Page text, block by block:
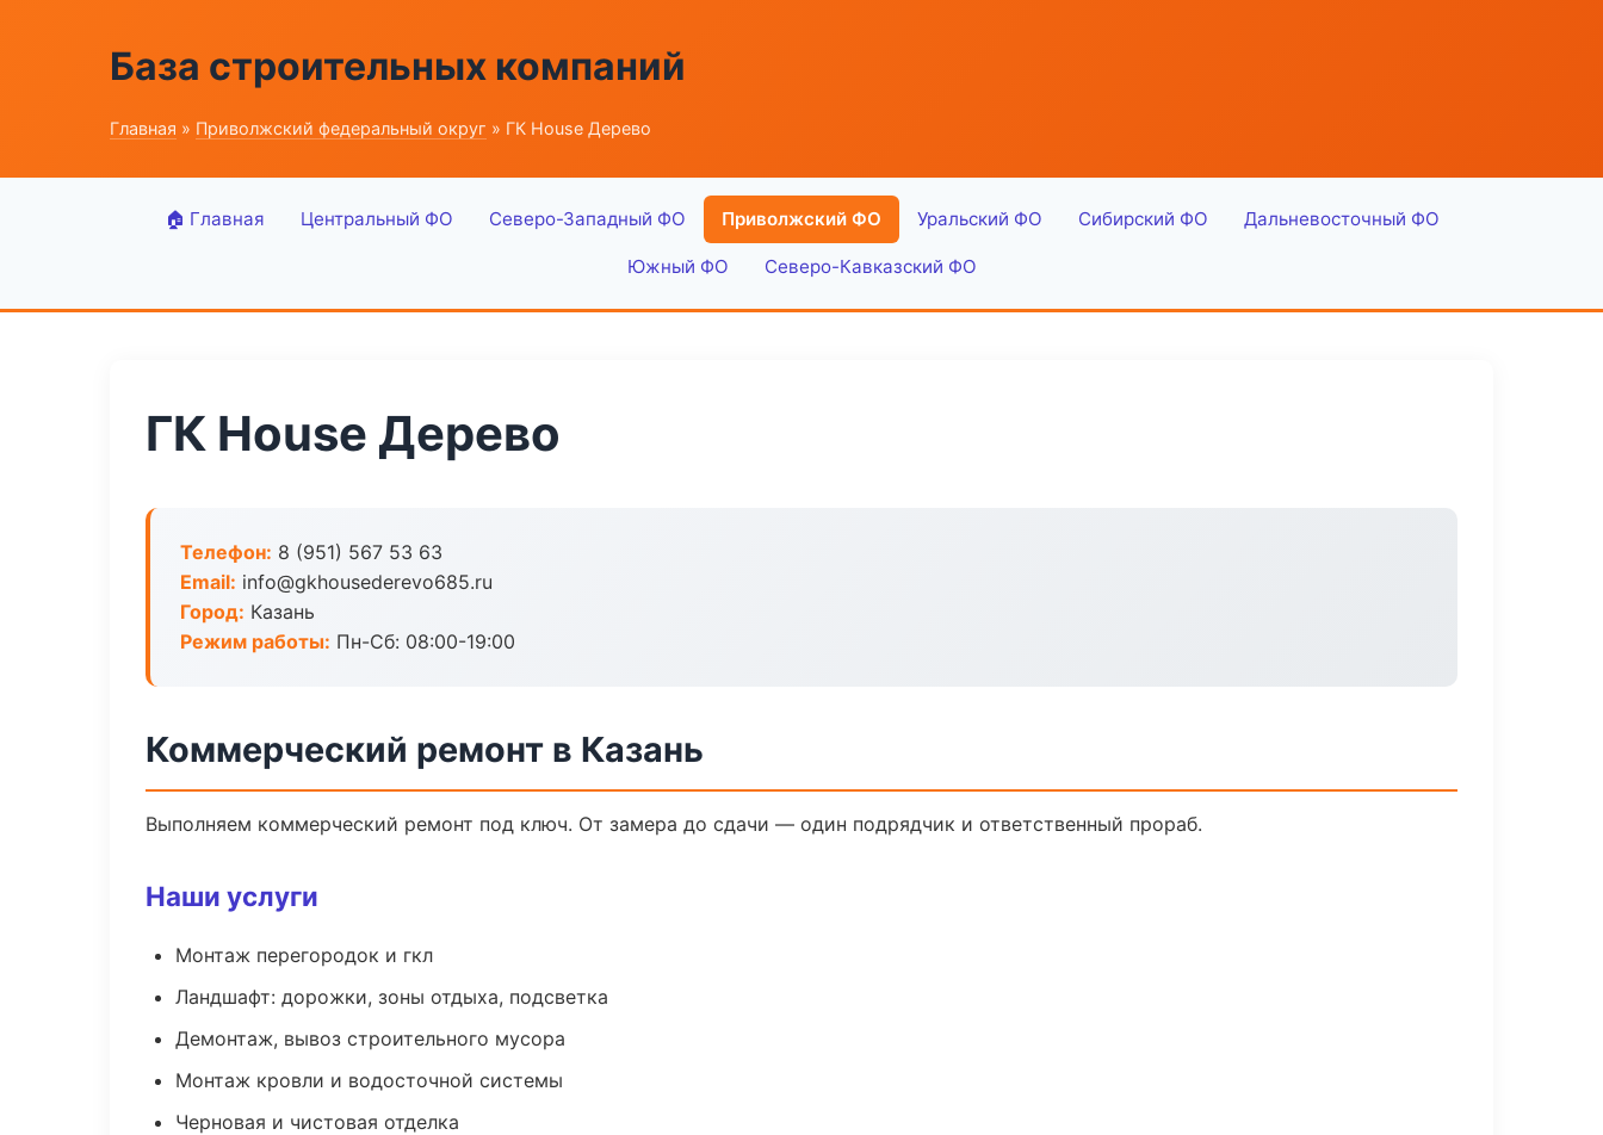
База строительных компаний
Главная » Приволжский федеральный округ » ГК House Дерево
🏠 Главная Центральный ФО Северо-Западный ФО Приволжский ФО Уральский ФО Сибирский ФО Дальневосточный ФО
Южный ФО Северо-Кавказский ФО
ГК House Дерево
Телефон: 8 (951) 567 53 63
Email: info@gkhousederevo685.ru
Город: Казань
Режим работы: Пн-Сб: 08:00-19:00
Коммерческий ремонт в Казань
Выполняем коммерческий ремонт под ключ. От замера до сдачи — один подрядчик и ответственный прораб.
Наши услуги
Монтаж перегородок и гкл
Ландшафт: дорожки, зоны отдыха, подсветка
Демонтаж, вывоз строительного мусора
Монтаж кровли и водосточной системы
Черновая и чистовая отделка